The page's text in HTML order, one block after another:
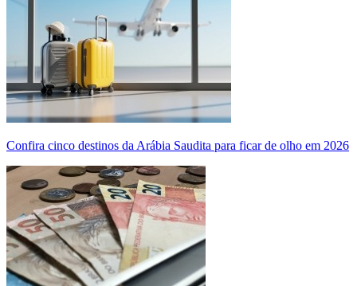
Confira cinco destinos da Arábia Saudita para ficar de olho em 2026